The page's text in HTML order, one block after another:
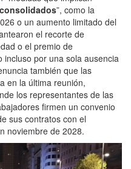
consolidados”, como la
o un aumento limitado del
el recorte de
o el premio de
incluso por una sola ausencia
también que las
en la última reunión,
los representantes de las
firmen un convenio
sus contratos con el
noviembre de 2028.